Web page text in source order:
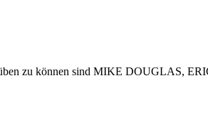
zu können sind MIKE DOUGLAS,